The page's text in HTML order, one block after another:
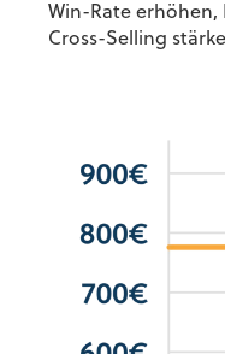
Win-Rate erhöhen,
Cross-Selling